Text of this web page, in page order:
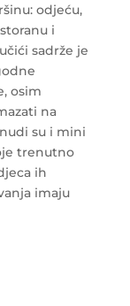
odjeću,
i
sadrže je
osim
na
su i mini
trenutno
ih
imaju